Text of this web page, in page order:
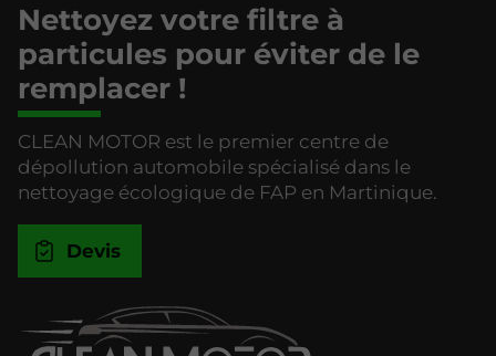
Nettoyez votre filtre à
particules pour éviter de le
remplacer !
CLEAN MOTOR est le premier centre de
dépollution automobile spécialisé dans le
nettoyage écologique de FAP en Martinique.
Devis